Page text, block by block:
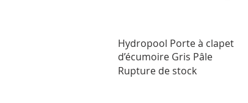
Aperçu rapide
Hydropool Porte à clapet
d’écumoire Gris Pâle
Rupture de stock